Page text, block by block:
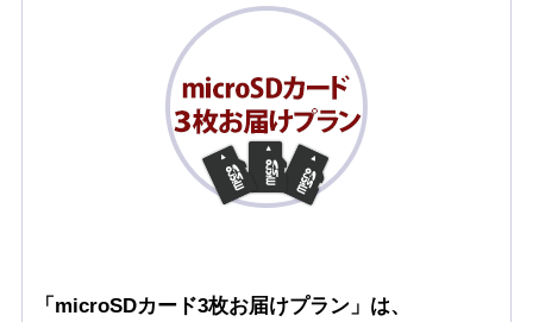
「microSDカード3枚お届けプラン」は、